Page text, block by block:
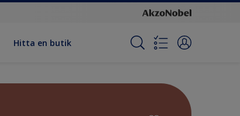
Hitta en butik